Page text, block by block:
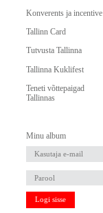
Konverents ja incentive
Tallinn Card
Tutvusta Tallinna
Tallinna Kuklifest
Teneti võttepaigad
Tallinnas
Minu album
Logi sisse